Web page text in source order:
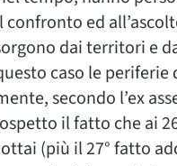
confronto ed
dai territori e
caso le periferie
secondo l’ex
il fatto che ai
(più il 27° fatto